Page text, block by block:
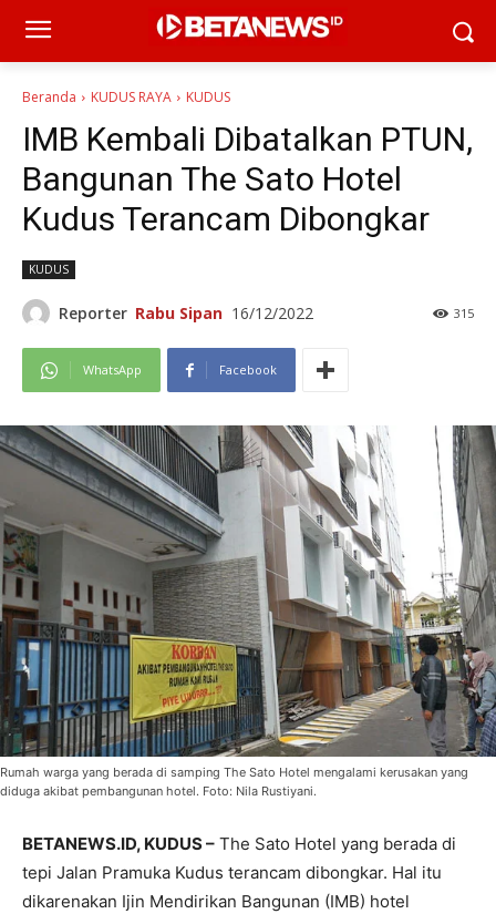
Beranda KUDUS RAYA KUDUS
IMB Kembali Dibatalkan PTUN,
Bangunan The Sato Hotel
Kudus Terancam Dibongkar
KUDUS
Reporter Rabu Sipan 16/12/2022 315
WhatsApp Facebook
Rumah warga yang berada di samping The Sato Hotel mengalami kerusakan yang
diduga akibat pembangunan hotel. Foto: Nila Rustiyani.
BETANEWS.ID, KUDUS – The Sato Hotel yang berada di
tepi Jalan Pramuka Kudus terancam dibongkar. Hal itu
dikarenakan Ijin Mendirikan Bangunan (IMB) hotel